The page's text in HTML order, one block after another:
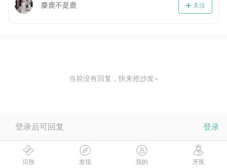
关注
麋鹿不是鹿
当前没有回复，快来抢沙发~
登录后可回复 登录
贝致 发现 我的 牙医